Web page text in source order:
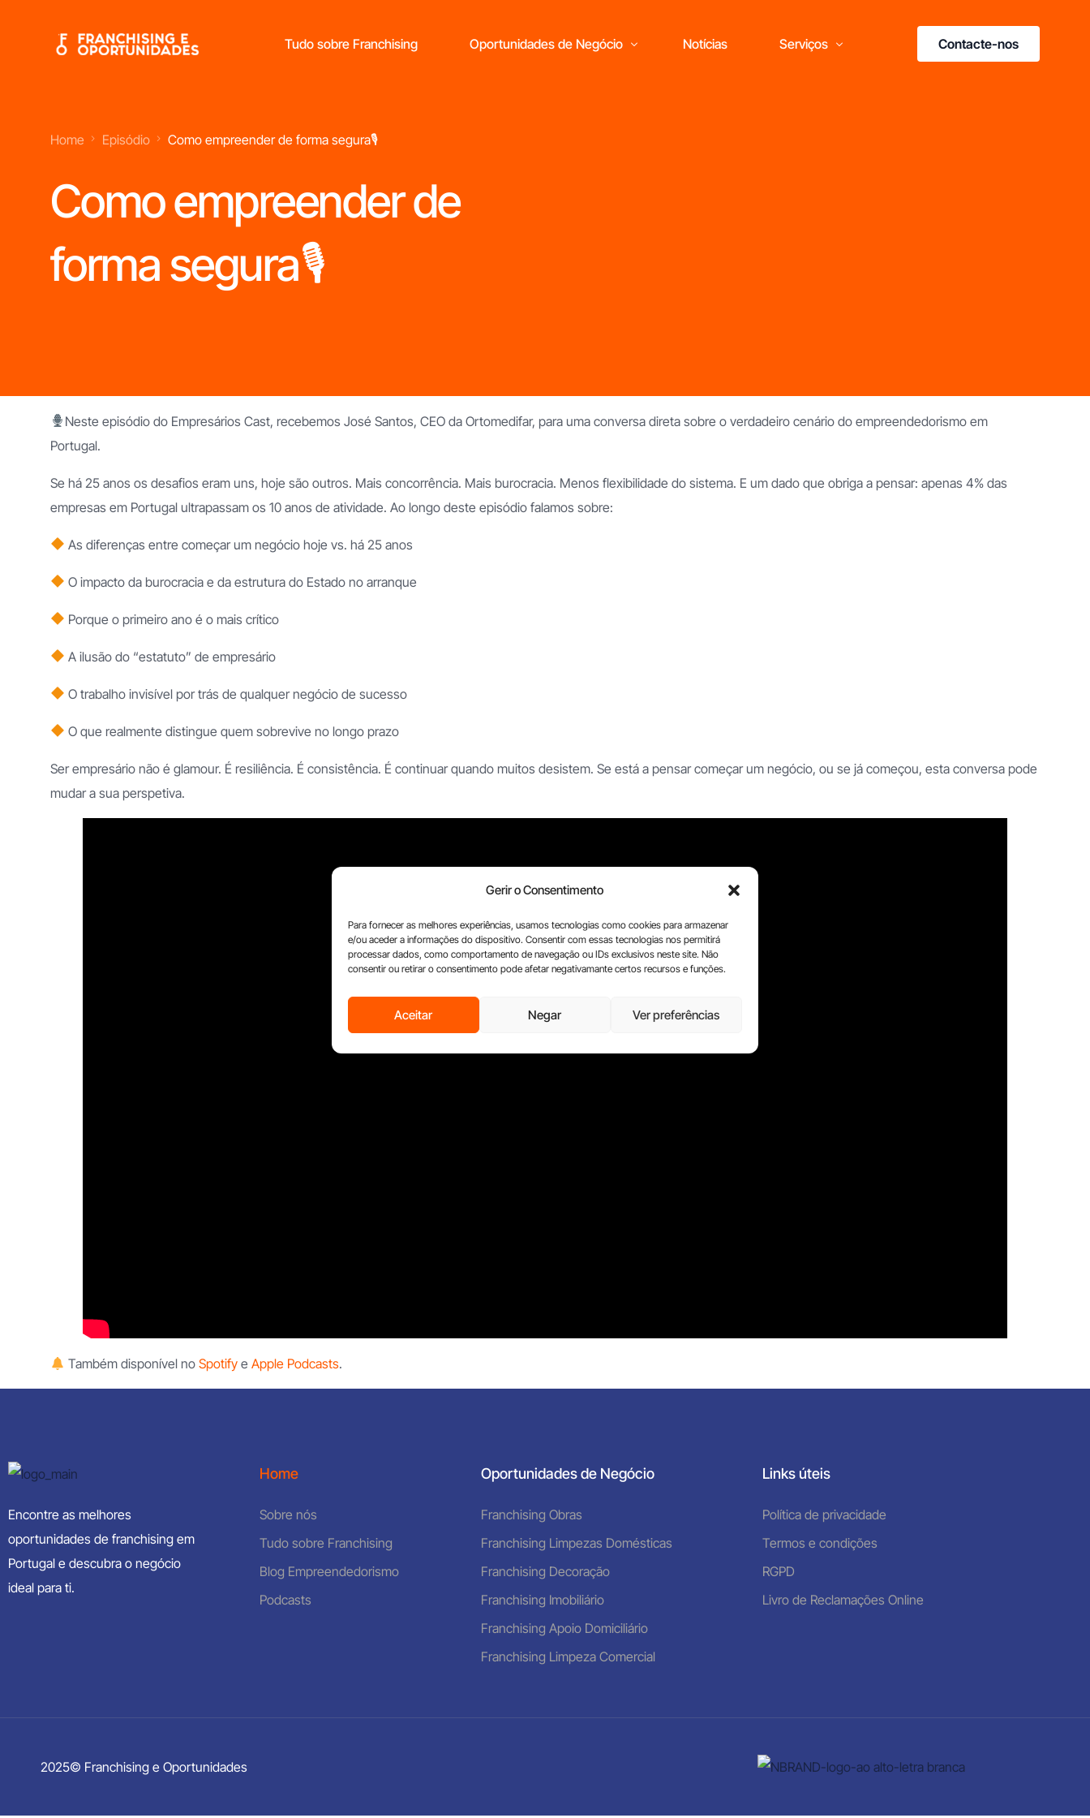
Gerir o Consentimento
Para fornecer as melhores experiências, usamos tecnologias como cookies para armazenar
e/ou aceder a informações do dispositivo. Consentir com essas tecnologias nos permitirá
processar dados, como comportamento de navegação ou IDs exclusivos neste site. Não
consentir ou retirar o consentimento pode afetar negativamante certos recursos e funções.
Aceitar Negar Ver preferências
Tudo sobre Franchising Oportunidades de Negócio
Franchising Obras
Franchising Limpezas Comerciais
Notícias Serviços Contacte-nos
Home Episódio Como empreender de forma segura🎙
Como empreender de
forma segura🎙
Neste episódio do Empresários Cast, recebemos José Santos, CEO da Ortomedifar, para uma conversa direta sobre o verdadeiro cenário do empreendedorismo em
Portugal.
Se há 25 anos os desafios eram uns, hoje são outros. Mais concorrência. Mais burocracia. Menos flexibilidade do sistema. E um dado que obriga a pensar: apenas 4% das
empresas em Portugal ultrapassam os 10 anos de atividade. Ao longo deste episódio falamos sobre:
As diferenças entre começar um negócio hoje vs. há 25 anos
O impacto da burocracia e da estrutura do Estado no arranque
Porque o primeiro ano é o mais crítico
A ilusão do “estatuto” de empresário
O trabalho invisível por trás de qualquer negócio de sucesso
O que realmente distingue quem sobrevive no longo prazo
Ser empresário não é glamour. É resiliência. É consistência. É continuar quando muitos desistem. Se está a pensar começar um negócio, ou se já começou, esta conversa pode
mudar a sua perspetiva.
Também disponível noSpotifyeApple Podcasts.
Encontre as melhores
oportunidades de franchising em
Portugal e descubra o negócio
ideal para ti.
Home
Sobre nós
Tudo sobre Franchising
Blog Empreendedorismo
Podcasts
Oportunidades de Negócio
Franchising Obras
Franchising Limpezas Domésticas
Franchising Decoração
Franchising Imobiliário
Franchising Apoio Domiciliário
Franchising Limpeza Comercial
Links úteis
Política de privacidade
Termos e condições
RGPD
Livro de Reclamações Online
2025© Franchising e Oportunidades